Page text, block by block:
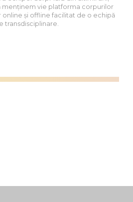
menținem vie platforma corpurilor
și offline facilitat de o echipă